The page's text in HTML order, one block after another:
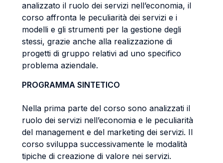
analizzato il ruolo dei servizi nell’economia, il
corso affronta le peculiarità dei servizi e i
modelli e gli strumenti per la gestione degli
stessi, grazie anche alla realizzazione di
progetti di gruppo relativi ad uno specifico
problema aziendale.
PROGRAMMA SINTETICO
Nella prima parte del corso sono analizzati il
ruolo dei servizi nell’economia e le peculiarità
del management e del marketing dei servizi. Il
corso sviluppa successivamente le modalità
tipiche di creazione di valore nei servizi.